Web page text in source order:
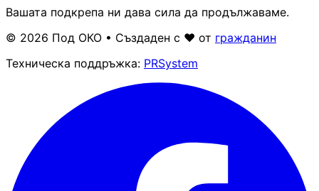
Вашата подкрепа ни дава сила да продължаваме.
© 2026 Под ОКО • Създаден с ❤ от гражданин
Техническа поддръжка: PRSystem